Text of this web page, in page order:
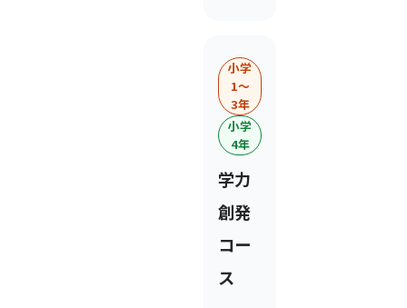
小学
1〜
3年
小学
4年
学力
創発
コー
ス